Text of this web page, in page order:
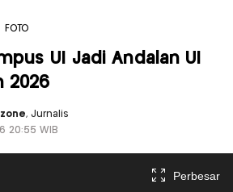
FOTO
UI Jadi Andalan UI
2026
, Jurnalis
20:55 WIB
Perbesar